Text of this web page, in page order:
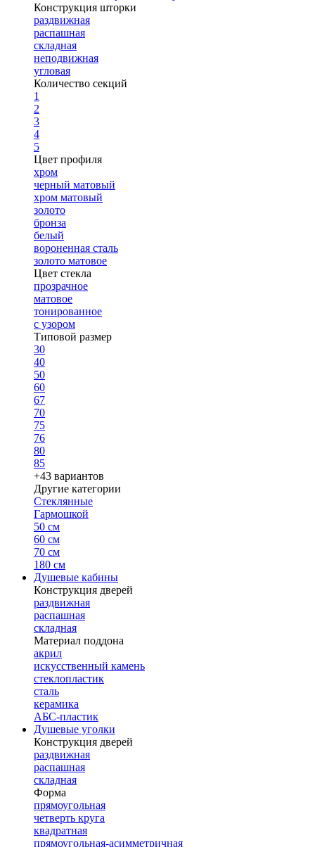
Конструкция шторки
раздвижная
распашная
складная
неподвижная
угловая
Количество секций
1
2
3
4
5
Цвет профиля
хром
черный матовый
хром матовый
золото
бронза
белый
вороненная сталь
золото матовое
Цвет стекла
прозрачное
матовое
тонированное
с узором
Типовой размер
30
40
50
60
67
70
75
76
80
85
+43 вариантов
Другие категории
Стеклянные
Гармошкой
50 см
60 см
70 см
180 см
Душевые кабины
Конструкция дверей
раздвижная
распашная
складная
Материал поддона
акрил
искусственный камень
стеклопластик
сталь
керамика
АБС-пластик
Душевые уголки
Конструкция дверей
раздвижная
распашная
складная
Форма
прямоугольная
четверть круга
квадратная
прямоугольная-асимметричная